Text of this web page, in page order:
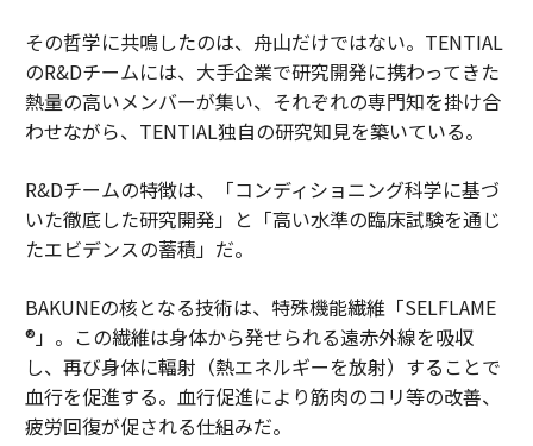
その哲学に共鳴したのは、舟山だけではない。TENTIAL
のR&Dチームには、大手企業で研究開発に携わってきた
熱量の高いメンバーが集い、それぞれの専門知を掛け合
わせながら、TENTIAL独自の研究知見を築いている。
R&Dチームの特徴は、「コンディショニング科学に基づ
いた徹底した研究開発」と「高い水準の臨床試験を通じ
たエビデンスの蓄積」だ。
BAKUNEの核となる技術は、特殊機能繊維「SELFLAME
®」。この繊維は身体から発せられる遠赤外線を吸収
し、再び身体に輻射（熱エネルギーを放射）することで
血行を促進する。血行促進により筋肉のコリ等の改善、
疲労回復が促される仕組みだ。